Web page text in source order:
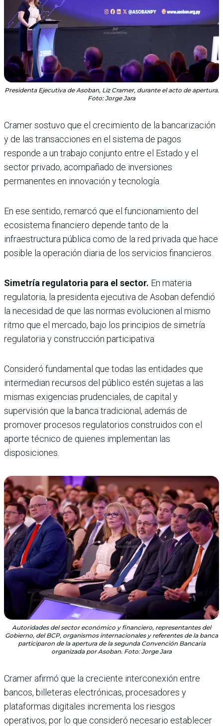
Presidenta Ejecutiva de Asoban, Liz Cramer, durante el acto de apertura.
Foto: Jorge Jara
Cramer sostuvo que el crecimiento de la bancarización
y de las transacciones en el sistema de pagos
responde a un trabajo conjunto entre el Estado y el
sector privado, acompañado de inversiones
permanentes en innovación y tecnología.
En ese sentido, remarcó que el funcionamiento del
ecosistema financiero depende tanto de la
infraestructura pública como de la red privada que hace
posible la operación diaria de los servicios financieros.
Simetría regulatoria para el sector. En materia
regulatoria, la presidenta ejecutiva de Asoban defendió
la necesidad de que las normas evolucionen al mismo
ritmo que el mercado, bajo los principios de simetría
regulatoria y construcción participativa.
Consideró fundamental que todas las entidades que
intermedian recursos del público estén sujetas a las
mismas exigencias prudenciales, de capital y
supervisión que la banca tradicional, además de
promover procesos regulatorios construidos con el
aporte técnico de quienes implementan las
disposiciones.
Autoridades del sector económico y financiero, representantes del
Gobierno, del BCP, organismos internacionales y referentes de la banca
participaron de la apertura de la segunda Convención Bancaria
organizada por Asoban. Foto: Jorge Jara
Cramer afirmó que la creciente interconexión entre
bancos, billeteras electrónicas, procesadores y
plataformas digitales incrementa los riesgos
operativos, por lo que consideró necesario establecer